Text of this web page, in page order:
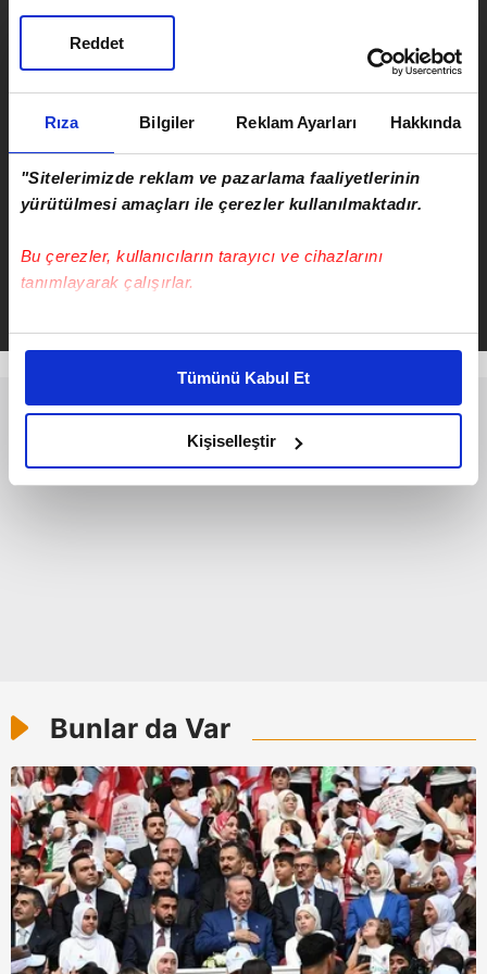
Rıza Bilgiler Reklam Ayarları Hakkında
"Sitelerimizde reklam ve pazarlama faaliyetlerinin
yürütülmesi amaçları ile çerezler kullanılmaktadır.
Bu çerezler, kullanıcıların tarayıcı ve cihazlarını
tanımlayarak çalışırlar.
Bu çerezlere izin vermeniz halinde sizlere özel
daha iyi reklam deneyimi yaşatabiliriz. Bunu yaparken
amacımızın size daha iyi bir reklam deneyimi sunmak
olduğunu ve sizlere en iyi içerikleri sunabilmek adına
elimizden gelen çabayı gösterdiğimizi ve bu noktada,
reklamların maliyetlerimizi karşılamak noktasında tek gelir
kullanılmaktadır. Bu çerezler vasıtasıyla çeşitli kişisel
toplumu hizmetlerinin sunulması amacıyla
kullanılmaktadır. Diğer çerezler, sitemizin daha işlevsel
kılınması ve kişiselleştirilmesi ve sizlere yönelik
reklam/pazarlama faaliyetlerinin yapılması, amaçlarıyla
sınırlı olarak açık rızanız dahilinde kullanılacaktır.
Çerezlere ilişkin tercihlerinizi aşağıda yer alan panel
vasıtasıyla belirleyebilirsiniz. Çerezlere ilişkin detaylı bilgi
Tümünü Kabul Et
Kişiselleştir
Reddet
boşandığı eşi Vahyettin Polat
tarafından restoranda yemek
yerken öldürüldü!
ÖNCEKİ HABER
nedeniyle trafik yoğunluğu
yüzde 89'a ulaştı!
Bunlar da Var